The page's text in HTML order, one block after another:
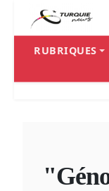
RUBRIQUES